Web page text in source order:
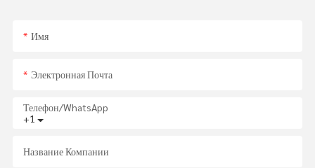
Имя
Электронная Почта
+1
Телефон/WhatsApp
Название Компании